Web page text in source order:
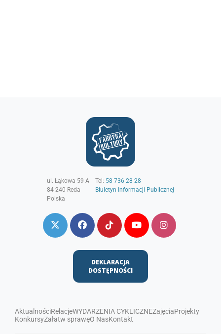
ul. Łąkowa 59 A
84-240 Reda
Polska
Tel: 58 736 28 28
Biuletyn Informacji Publicznej
DEKLARACJA
DOSTĘPNOŚCI
AktualnościRelacjeWYDARZENIA CYKLICZNEZajęciaProjekty
KonkursyZałatw sprawęO NasKontakt